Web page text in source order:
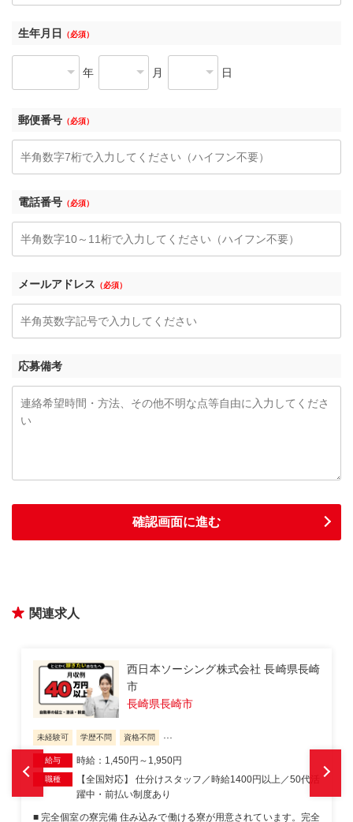
生年月日 （必須）
年 月 日
郵便番号 （必須）
電話番号 （必須）
メールアドレス （必須）
応募備考
関連求人
西日本ソーシング株式会社 長崎県長崎
市松山町
長崎県長崎市松山町
未経験可 学歴不問 資格不問 ...
給与 月給：270,000円～310,000円
職種 トラクターの組立業務